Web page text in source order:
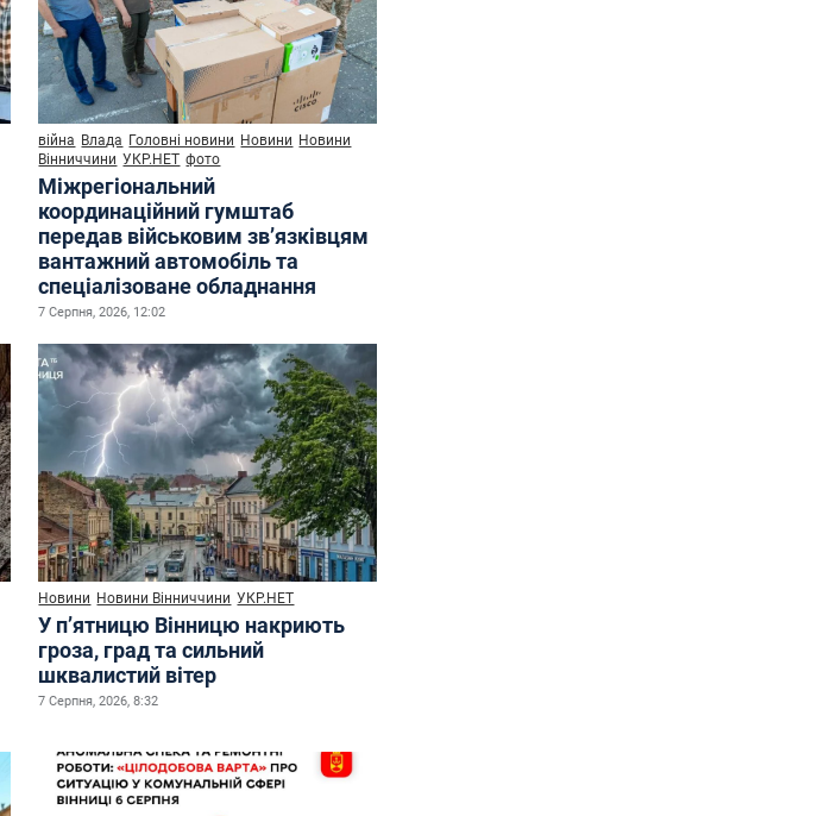
війна Влада Головні новини Новини Новини
Вінниччини УКР.НЕТ фото
Міжрегіональний
координаційний гумштаб
передав військовим зв’язківцям
вантажний автомобіль та
спеціалізоване обладнання
7 Серпня, 2026, 12:02
Новини Новини Вінниччини УКР.НЕТ
У п’ятницю Вінницю накриють
гроза, град та сильний
шквалистий вітер
7 Серпня, 2026, 8:32